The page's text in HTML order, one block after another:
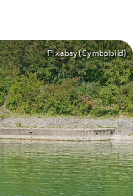
Pixabay (Symbolbild)